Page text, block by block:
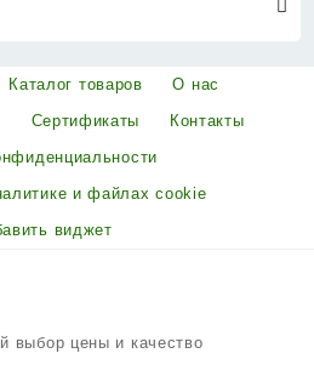
Каталог товаров
О нас
Сертификаты
Контакты
и файлах cookie
виджет
выбор цены и качество